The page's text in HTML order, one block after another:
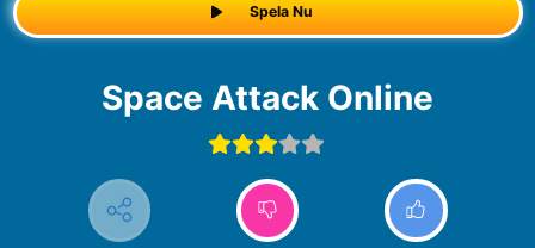
Spela Nu
Space Attack Online